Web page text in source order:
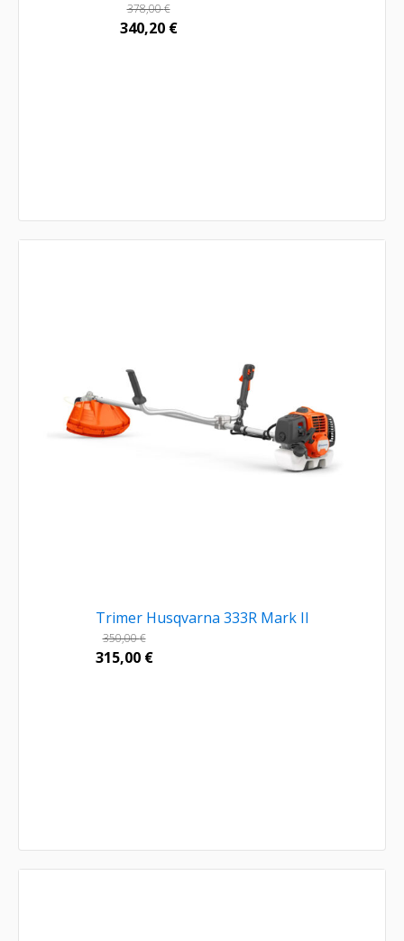
378,00€
340,20 €
Trimer Husqvarna 333R Mark II
350,00€
315,00 €